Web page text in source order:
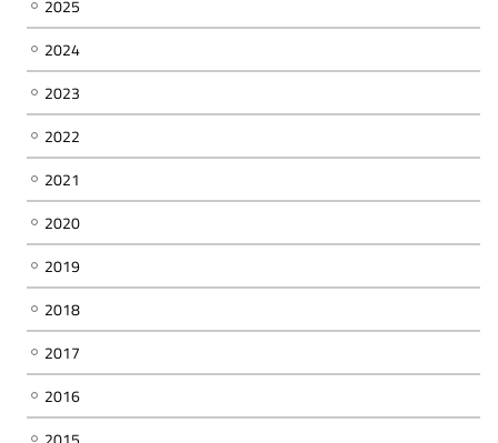
2025
2024
2023
2022
2021
2020
2019
2018
2017
2016